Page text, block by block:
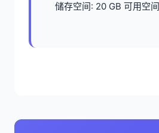
储存空间: 20 GB 可用空间